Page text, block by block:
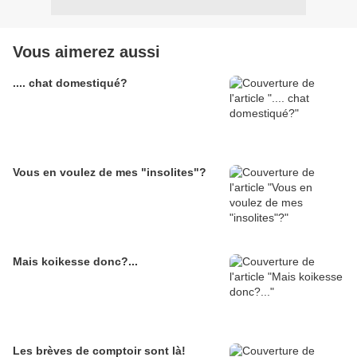
Vous aimerez aussi
.... chat domestiqué?
Vous en voulez de mes "insolites"?
Mais koikesse donc?...
Les brèves de comptoir sont là!